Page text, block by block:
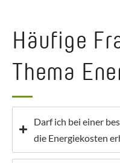
Häufige
Thema
Darf ich bei einer
die Energiekosten